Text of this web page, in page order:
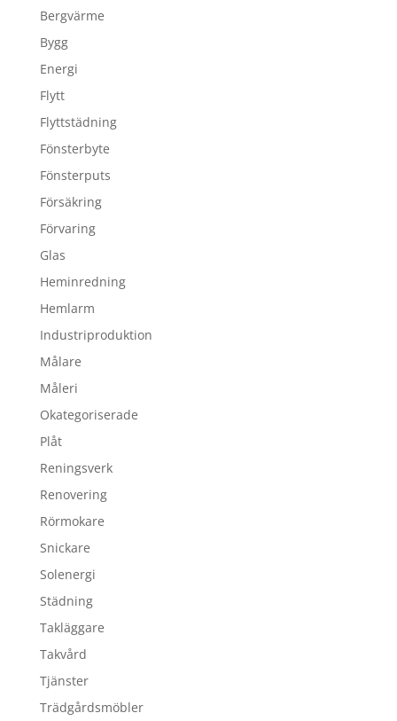
Bergvärme
Bygg
Energi
Flytt
Flyttstädning
Fönsterbyte
Fönsterputs
Försäkring
Förvaring
Glas
Heminredning
Hemlarm
Industriproduktion
Målare
Måleri
Okategoriserade
Plåt
Reningsverk
Renovering
Rörmokare
Snickare
Solenergi
Städning
Takläggare
Takvård
Tjänster
Trädgårdsmöbler